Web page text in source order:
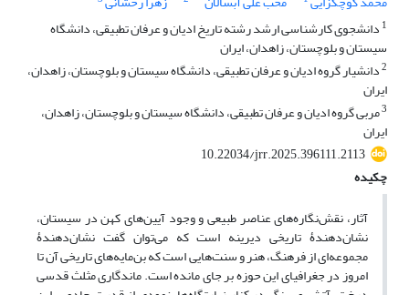
1 دانشجوی کارشناسی ارشد رشته تاریخ ادیان و عرفان تطبیقی، دانشگاه
سیستان و بلوچستان، زاهدان، ایران
2دانشیار گروه ادیان و عرفان تطبیقی، دانشگاه سیستان و بلوچستان، زاهدان،
ایران
3مربی گروه ادیان و عرفان تطبیقی، دانشگاه سیستان و بلوچستان، زاهدان،
ایران
10.22034/jrr.2025.396111.2113
چکیده
آثار، نقش‌نگاره‌های عناصر طبیعی و وجود آیین‌های کهن در سیستان،
نشان‌دهندۀ تاریخی دیرینه است که می‌توان گفت نشان‌دهندۀ
مجموعه‌ای از فرهنگ، هنر و سنت‌هایی است که بن‌مایه‌های تاریخی آن تا
امروز در جغرافیای این حوزه بر جای مانده است. ماندگاری مثلث قدسی